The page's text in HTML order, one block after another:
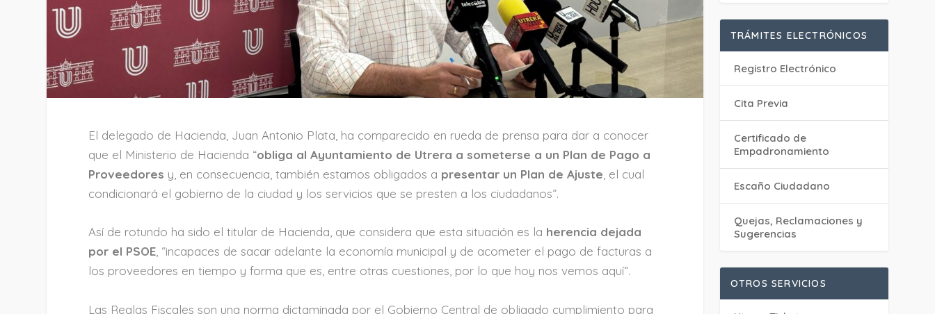
El delegado de Hacienda, Juan Antonio Plata, ha comparecido en rueda de prensa para dar a conocer
que el Ministerio de Hacienda “obliga al Ayuntamiento de Utrera a someterse a un Plan de Pago a
Proveedores y, en consecuencia, también estamos obligados a presentar un Plan de Ajuste, el cual
condicionará el gobierno de la ciudad y los servicios que se presten a los ciudadanos”.
Así de rotundo ha sido el titular de Hacienda, que considera que esta situación es la herencia dejada
por el PSOE, “incapaces de sacar adelante la economía municipal y de acometer el pago de facturas a
los proveedores en tiempo y forma que es, entre otras cuestiones, por lo que hoy nos vemos aquí”.
Las Reglas Fiscales son una norma dictaminada por el Gobierno Central de obligado cumplimiento para
TRÁMITES ELECTRÓNICOS
Registro Electrónico
Cita Previa
Certificado de
Empadronamiento
Escaño Ciudadano
Quejas, Reclamaciones y
Sugerencias
OTROS SERVICIOS